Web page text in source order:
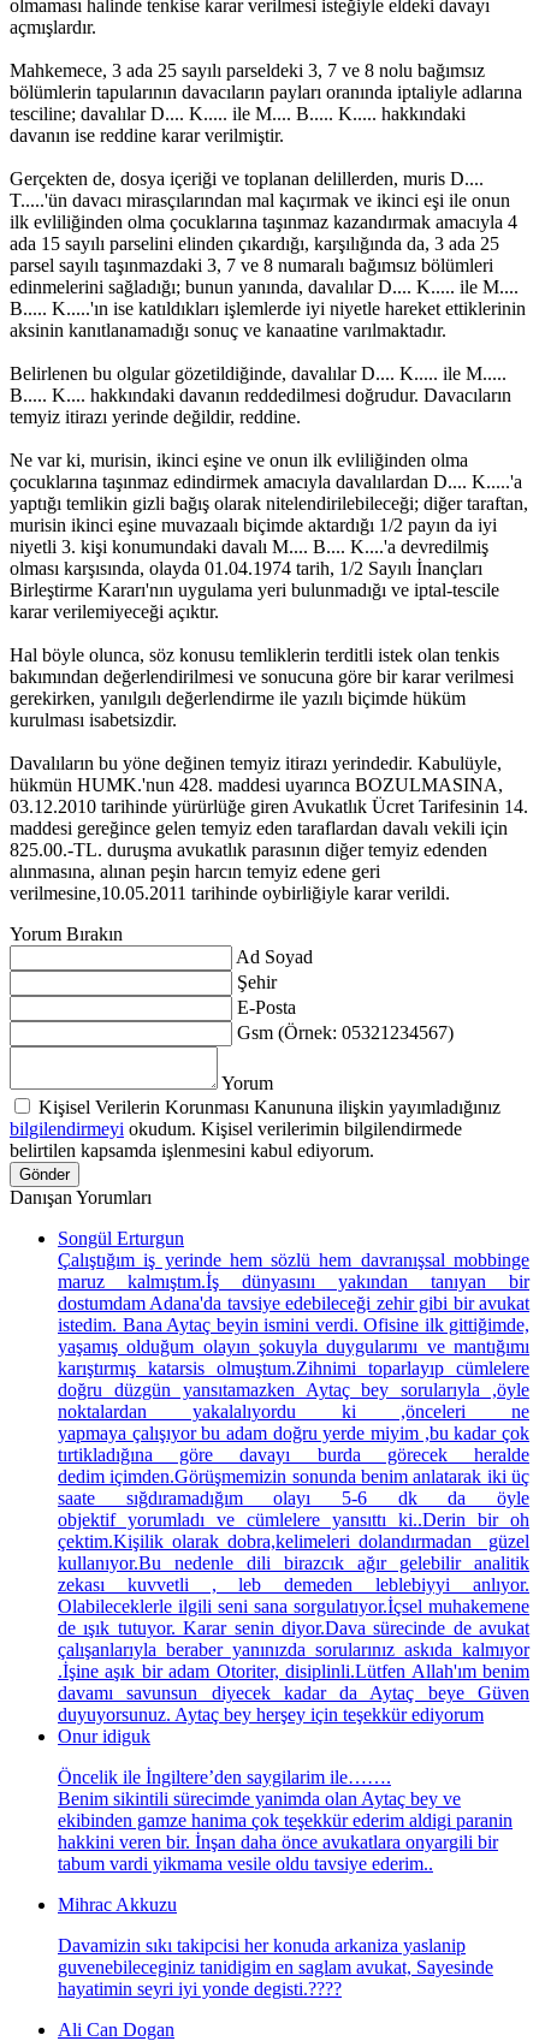
olmaması halinde tenkise karar verilmesi isteğiyle eldeki davayı
açmışlardır.
Mahkemece, 3 ada 25 sayılı parseldeki 3, 7 ve 8 nolu bağımsız
bölümlerin tapularının davacıların payları oranında iptaliyle adlarına
tesciline; davalılar D.... K..... ile M.... B..... K..... hakkındaki
davanın ise reddine karar verilmiştir.
Gerçekten de, dosya içeriği ve toplanan delillerden, muris D....
T.....'ün davacı mirasçılarından mal kaçırmak ve ikinci eşi ile onun
ilk evliliğinden olma çocuklarına taşınmaz kazandırmak amacıyla 4
ada 15 sayılı parselini elinden çıkardığı, karşılığında da, 3 ada 25
parsel sayılı taşınmazdaki 3, 7 ve 8 numaralı bağımsız bölümleri
edinmelerini sağladığı; bunun yanında, davalılar D.... K..... ile M....
B..... K.....'ın ise katıldıkları işlemlerde iyi niyetle hareket ettiklerinin
aksinin kanıtlanamadığı sonuç ve kanaatine varılmaktadır.
Belirlenen bu olgular gözetildiğinde, davalılar D.... K..... ile M.....
B..... K.... hakkındaki davanın reddedilmesi doğrudur. Davacıların
temyiz itirazı yerinde değildir, reddine.
Ne var ki, murisin, ikinci eşine ve onun ilk evliliğinden olma
çocuklarına taşınmaz edindirmek amacıyla davalılardan D.... K.....'a
yaptığı temlikin gizli bağış olarak nitelendirilebileceği; diğer taraftan,
murisin ikinci eşine muvazaalı biçimde aktardığı 1/2 payın da iyi
niyetli 3. kişi konumundaki davalı M.... B.... K....'a devredilmiş
olması karşısında, olayda 01.04.1974 tarih, 1/2 Sayılı İnançları
Birleştirme Kararı'nın uygulama yeri bulunmadığı ve iptal-tescile
karar verilemiyeceği açıktır.
Hal böyle olunca, söz konusu temliklerin terditli istek olan tenkis
bakımından değerlendirilmesi ve sonucuna göre bir karar verilmesi
gerekirken, yanılgılı değerlendirme ile yazılı biçimde hüküm
kurulması isabetsizdir.
Davalıların bu yöne değinen temyiz itirazı yerindedir. Kabulüyle,
hükmün HUMK.'nun 428. maddesi uyarınca BOZULMASINA,
03.12.2010 tarihinde yürürlüğe giren Avukatlık Ücret Tarifesinin 14.
maddesi gereğince gelen temyiz eden taraflardan davalı vekili için
825.00.-TL. duruşma avukatlık parasının diğer temyiz edenden
alınmasına, alınan peşin harcın temyiz edene geri
verilmesine,10.05.2011 tarihinde oybirliğiyle karar verildi.
Yorum Bırakın
Ad Soyad
Şehir
E-Posta
Gsm (Örnek: 05321234567)
Yorum
Kişisel Verilerin Korunması Kanununa ilişkin yayımladığınız
bilgilendirmeyi okudum. Kişisel verilerimin bilgilendirmede
belirtilen kapsamda işlenmesini kabul ediyorum.
Gönder
Danışan Yorumları
Songül Erturgun
Çalıştığım iş yerinde hem sözlü hem davranışsal mobbinge
maruz kalmıştım.İş dünyasını yakından tanıyan bir
dostumdam Adana'da tavsiye edebileceği zehir gibi bir avukat
istedim. Bana Aytaç beyin ismini verdi. Ofisine ilk gittiğimde,
yaşamış olduğum olayın şokuyla duygularımı ve mantığımı
karıştırmış katarsis olmuştum.Zihnimi toparlayıp cümlelere
doğru düzgün yansıtamazken Aytaç bey sorularıyla ,öyle
noktalardan yakalalıyordu ki ,önceleri ne
yapmaya çalışıyor bu adam doğru yerde miyim ,bu kadar çok
tırtikladığına göre davayı burda görecek heralde
dedim içimden.Görüşmemizin sonunda benim anlatarak iki üç
saate sığdıramadığım olayı 5-6 dk da öyle
objektif yorumladı ve cümlelere yansıttı ki..Derin bir oh
çektim.Kişilik olarak dobra,kelimeleri dolandırmadan güzel
kullanıyor.Bu nedenle dili birazcık ağır gelebilir analitik
zekası kuvvetli , leb demeden leblebiyyi anlıyor.
Olabileceklerle ilgili seni sana sorgulatıyor.İçsel muhakemene
de ışık tutuyor. Karar senin diyor.Dava sürecinde de avukat
çalışanlarıyla beraber yanınızda sorularınız askıda kalmıyor
.İşine aşık bir adam Otoriter, disiplinli.Lütfen Allah'ım benim
davamı savunsun diyecek kadar da Aytaç beye Güven
duyuyorsunuz. Aytaç bey herşey için teşekkür ediyorum
Onur idiguk
Öncelik ile İngiltere’den saygilarim ile…….
Benim sikintili sürecimde yanimda olan Aytaç bey ve
ekibinden gamze hanima çok teşekkür ederim aldigi paranin
hakkini veren bir. İnşan daha önce avukatlara onyargili bir
tabum vardi yikmama vesile oldu tavsiye ederim..
Mihrac Akkuzu
Davamizin sıkı takipcisi her konuda arkaniza yaslanip
guvenebileceginiz tanidigim en saglam avukat, Sayesinde
hayatimin seyri iyi yonde degisti.????
Ali Can Dogan